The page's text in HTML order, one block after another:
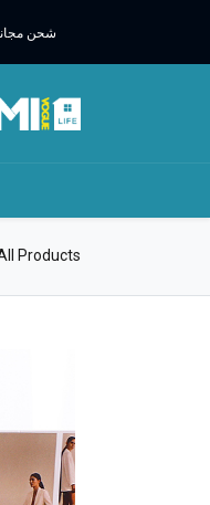
شحن مجاني
Products